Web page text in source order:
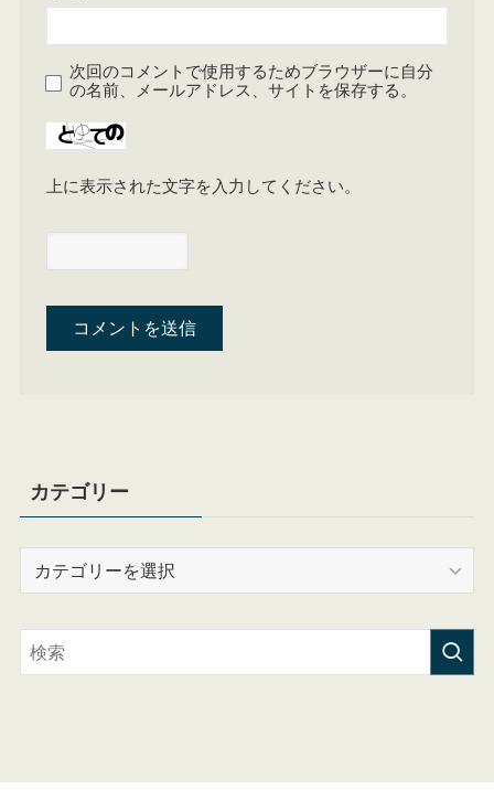
次回のコメントで使用するためブラウザーに自分
の名前、メールアドレス、サイトを保存する。
上に表示された文字を入力してください。
カテゴリー
リ